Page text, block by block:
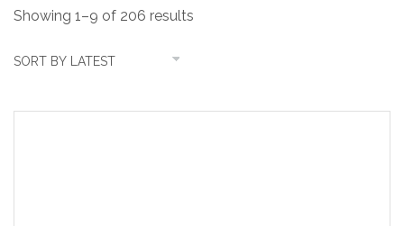
Showing 1–9 of 206 results